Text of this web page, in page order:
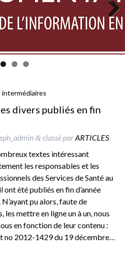
Next
divers publiés en fin
&classé parARTICLES.
textes intéressant
les responsables et les
des Services de Santé au
ont été publiés en fin d’année
pu alors, faute de
les mettre en ligne un à un, nous
en fonction de leur contenu :
no 2012-1429 du 19 décembre…